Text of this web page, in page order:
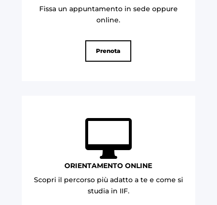
Fissa un appuntamento in sede oppure
online.
Prenota

ORIENTAMENTO ONLINE
Scopri il percorso più adatto a te e come si
studia in IIF.